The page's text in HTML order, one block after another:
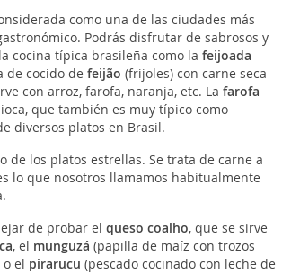
como una de las ciudades más
Podrás disfrutar de sabrosos y
cocina típica brasileña como la feijoada
de cocido de feijão (frijoles) con carne seca
con arroz, farofa, naranja, etc. La farofa
que también es muy típico como
diversos platos en Brasil.
de los platos estrellas. Se trata de carne a
lo que nosotros llamamos habitualmente
de probar el queso coalho, que se sirve
, el munguzá (papilla de maíz con trozos
o el pirarucu (pescado cocinado con leche de